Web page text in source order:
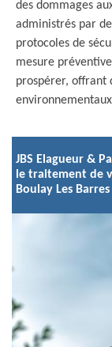
des dommages
administrés par
protocoles de
mesure
prospérer, offrant
JBS Elagueur &
le traitement de
Boulay Les Barres